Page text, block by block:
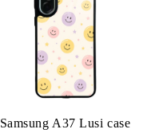
Samsung A37 Lusi case